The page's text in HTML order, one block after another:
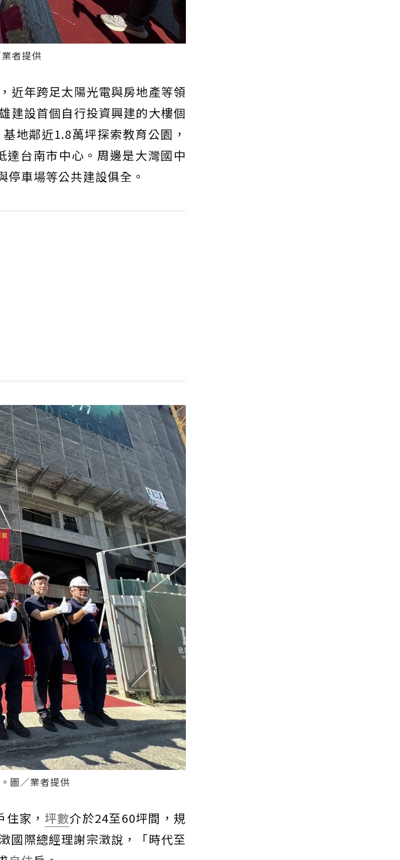
者提供
近年跨足太陽光電與房地產等領
建設首個自行投資興建的大樓個
地鄰近1.8萬坪探索教育公園，
台南市中心。周邊是大灣國中
停車場等公共建設俱全。
圖／業者提供
家， 坪數介於24至60坪間，規
國際總經理謝宗澂說，「時代至